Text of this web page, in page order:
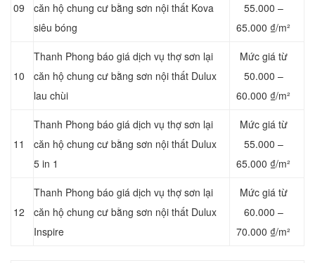
09
căn hộ chung cư bằng sơn nội thất Kova
siêu bóng
55.000 –
65.000 ₫/m²
10
Thanh Phong báo giá dịch vụ thợ sơn lại
căn hộ chung cư bằng sơn nội thất Dulux
lau chùi
Mức giá từ
50.000 –
60.000 ₫/m²
11
Thanh Phong báo giá dịch vụ thợ sơn lại
căn hộ chung cư bằng sơn nội thất Dulux
5 in 1
Mức giá từ
55.000 –
65.000 ₫/m²
12
Thanh Phong báo giá dịch vụ thợ sơn lại
căn hộ chung cư bằng sơn nội thất Dulux
Inspire
Mức giá từ
60.000 –
70.000 ₫/m²